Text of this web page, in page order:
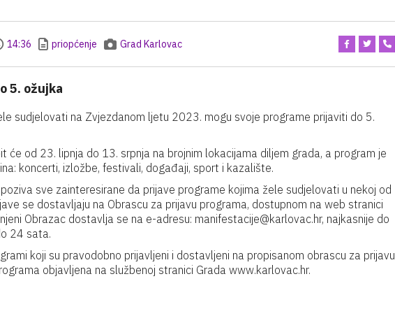
14:36 priopćenje Grad Karlovac
5. ožujka
sudjelovati na Zvjezdanom ljetu 2023. mogu svoje programe prijaviti do 5.
će od 23. lipnja do 13. srpnja na brojnim lokacijama diljem grada, a program je
koncerti, izložbe, festivali, događaji, sport i kazalište.
sve zainteresirane da prijave programe kojima žele sudjelovati u nekoj od
se dostavljaju na Obrascu za prijavu programa, dostupnom na web stranici
Obrazac dostavlja se na e-adresu: manifestacije@karlovac.hr, najkasnije do
24 sata.
koji su pravodobno prijavljeni i dostavljeni na propisanom obrascu za prijavu
objavljena na službenoj stranici Grada www.karlovac.hr.